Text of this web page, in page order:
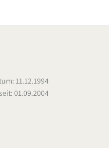
11.12.1994
01.09.2004